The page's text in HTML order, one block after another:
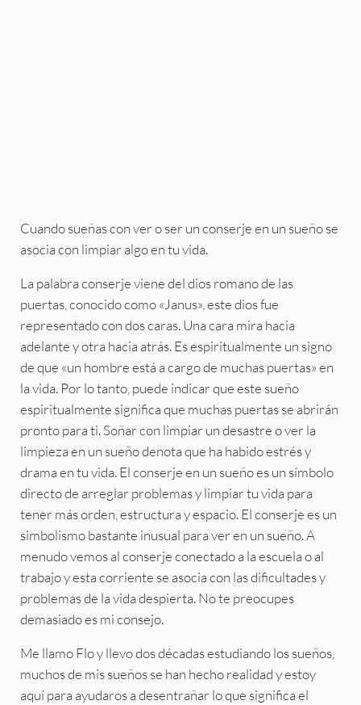
Cuando sueñas con ver o ser un conserje en un sueño se
asocia con limpiar algo en tu vida.
La palabra conserje viene del dios romano de las
puertas, conocido como «Janus», este dios fue
representado con dos caras. Una cara mira hacia
adelante y otra hacia atrás. Es espiritualmente un signo
de que «un hombre está a cargo de muchas puertas» en
la vida. Por lo tanto, puede indicar que este sueño
espiritualmente significa que muchas puertas se abrirán
pronto para ti. Soñar con limpiar un desastre o ver la
limpieza en un sueño denota que ha habido estrés y
drama en tu vida. El conserje en un sueño es un símbolo
directo de arreglar problemas y limpiar tu vida para
tener más orden, estructura y espacio. El conserje es un
simbolismo bastante inusual para ver en un sueño. A
menudo vemos al conserje conectado a la escuela o al
trabajo y esta corriente se asocia con las dificultades y
problemas de la vida despierta. No te preocupes
demasiado es mi consejo.
Me llamo Flo y llevo dos décadas estudiando los sueños,
muchos de mis sueños se han hecho realidad y estoy
aquí para ayudaros a desentrañar lo que significa el